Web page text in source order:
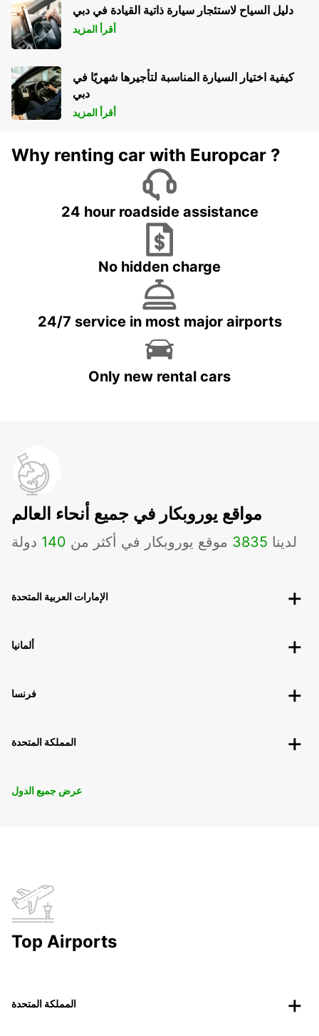
دليل السياح لاستئجار سيارة ذاتية القيادة في دبي
أقرأ المزيد
كيفية اختيار السيارة المناسبة لتأجيرها شهريًا في
دبي
أقرأ المزيد
Why renting car with Europcar ?
24 hour roadside assistance
No hidden charge
24/7 service in most major airports
Only new rental cars
مواقع يوروبكار في جميع أنحاء العالم
لدينا 3835 موقع يوروبكار في أكثر من 140 دولة
الإمارات العربية المتحدة
ألمانيا
فرنسا
المملكة المتحدة
عرض جميع الدول
Top Airports
المملكة المتحدة